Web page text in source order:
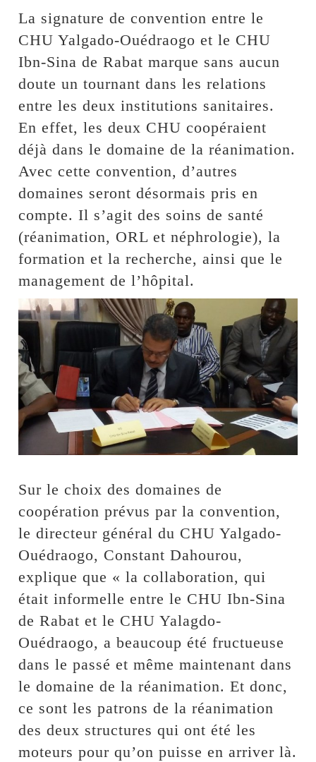
La signature de convention entre le
CHU Yalgado-Ouédraogo et le CHU
Ibn-Sina de Rabat marque sans aucun
doute un tournant dans les relations
entre les deux institutions sanitaires.
En effet, les deux CHU coopéraient
déjà dans le domaine de la réanimation.
Avec cette convention, d’autres
domaines seront désormais pris en
compte. Il s’agit des soins de santé
(réanimation, ORL et néphrologie), la
formation et la recherche, ainsi que le
management de l’hôpital.
Sur le choix des domaines de
coopération prévus par la convention,
le directeur général du CHU Yalgado-
Ouédraogo, Constant Dahourou,
explique que « la collaboration, qui
était informelle entre le CHU Ibn-Sina
de Rabat et le CHU Yalagdo-
Ouédraogo, a beaucoup été fructueuse
dans le passé et même maintenant dans
le domaine de la réanimation. Et donc,
ce sont les patrons de la réanimation
des deux structures qui ont été les
moteurs pour qu’on puisse en arriver là.